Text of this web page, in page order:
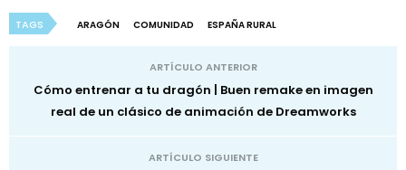
TAGS ARAGÓN COMUNIDAD ESPAÑA RURAL
ARTÍCULO ANTERIOR
Cómo entrenar a tu dragón | Buen remake en imagen
real de un clásico de animación de Dreamworks
ARTÍCULO SIGUIENTE